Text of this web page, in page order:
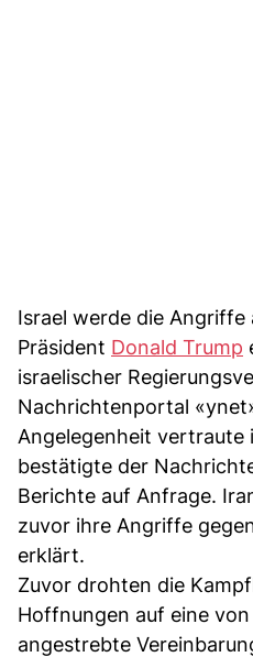
Israel werde die Angriffe
Präsident Donald Trump
israelischer
Nachrichtenportal
Angelegenheit vertraute
bestätigte der
Berichte auf Anfrage.
zuvor ihre Angriffe
erklärt.
Zuvor drohten die
Hoffnungen auf eine
angestrebte